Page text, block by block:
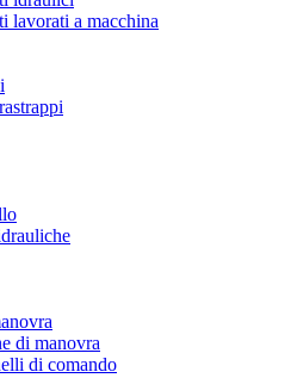
lavorati a macchina
di manovra
di comando